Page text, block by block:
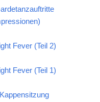
Fever (Teil 2)
Fever (Teil 1)